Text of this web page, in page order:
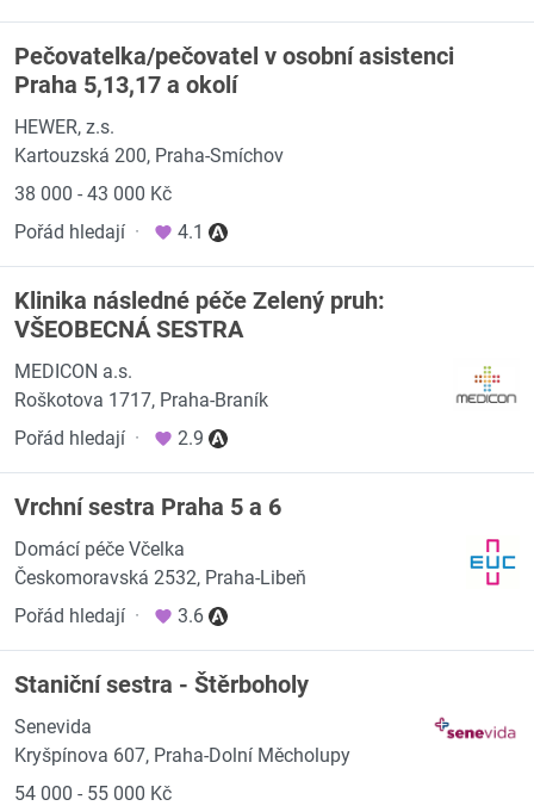
Pečovatelka/pečovatel v osobní asistenci
Praha 5,13,17 a okolí
HEWER, z.s.
Kartouzská 200, Praha-Smíchov
38 000 - 43 000 Kč
Pořád hledají · 4.1
Klinika následné péče Zelený pruh:
VŠEOBECNÁ SESTRA
MEDICON a.s.
Roškotova 1717, Praha-Braník
Pořád hledají · 2.9
Vrchní sestra Praha 5 a 6
Domácí péče Včelka
Českomoravská 2532, Praha-Libeň
Pořád hledají · 3.6
Staniční sestra - Štěrboholy
Senevida
Kryšpínova 607, Praha-Dolní Měcholupy
54 000 - 55 000 Kč